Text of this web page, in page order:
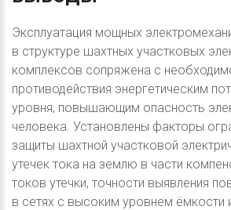
Эксплуатация мощных
в структуре шахтных участковых
комплексов сопряжена с
противодействия энергетическим
уровня, повышающим опасность
человека. Установлены факторы
защиты шахтной участковой
утечек тока на землю в части
токов утечки, точности выявления
в сетях с высоким уровнем ёмкости